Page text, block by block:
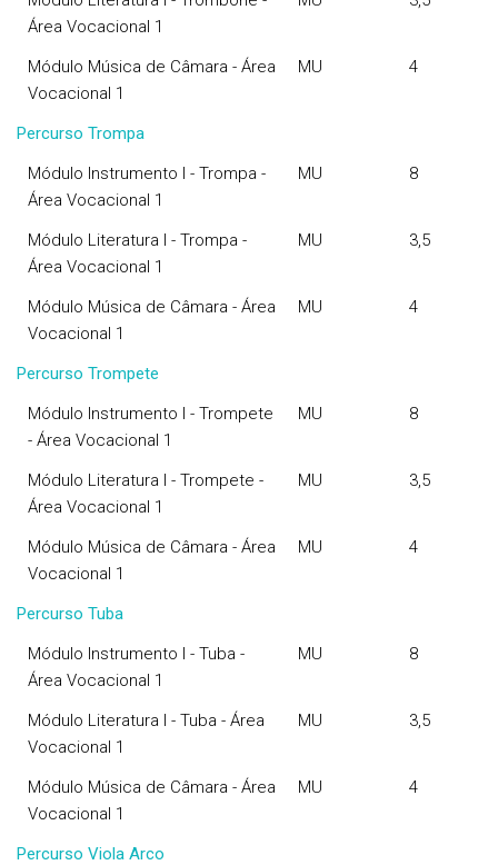
Área Vocacional 1
Módulo Música de Câmara - Área
Vocacional 1
MU 4
Percurso Trompa
Módulo Instrumento I - Trompa -
Área Vocacional 1
MU 8
Módulo Literatura I - Trompa -
Área Vocacional 1
MU 3,5
Módulo Música de Câmara - Área
Vocacional 1
MU 4
Percurso Trompete
Módulo Instrumento I - Trompete
- Área Vocacional 1
MU 8
Módulo Literatura I - Trompete -
Área Vocacional 1
MU 3,5
Módulo Música de Câmara - Área
Vocacional 1
MU 4
Percurso Tuba
Módulo Instrumento I - Tuba -
Área Vocacional 1
MU 8
Módulo Literatura I - Tuba - Área
Vocacional 1
MU 3,5
Módulo Música de Câmara - Área
Vocacional 1
MU 4
Percurso Viola Arco